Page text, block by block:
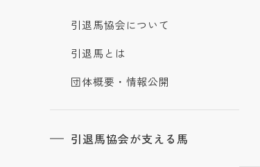
引退馬協会について
引退馬とは
団体概要・情報公開
引退馬協会が支える馬